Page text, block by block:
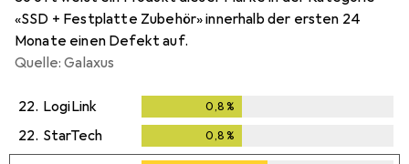
«SSD + Festplatte Zubehör» innerhalb der ersten 24
Monate einen Defekt auf.
Quelle: Galaxus
22. LogiLink 0,8 %
22. StarTech 0,8 %